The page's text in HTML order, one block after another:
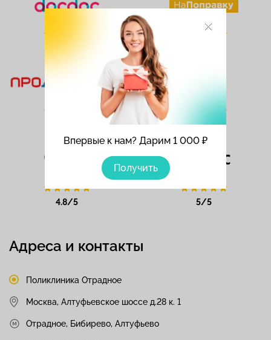
Впервые к нам? Дарим 1 000 ₽
Получить
4.5/5
Рейтинг
Рейтинг
5/5
4.8/5 5/5
Адреса и контакты
Поликлиника Отрадное
Москва, Алтуфьевское шоссе д.28 к. 1
Отрадное, Бибирево, Алтуфьево